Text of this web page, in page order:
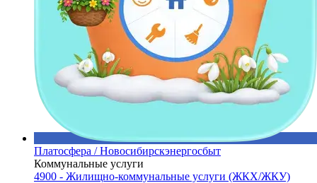
Платосфера / Новосибирскэнергосбыт
Коммунальные услуги
4900 - Жилищно-коммунальные услуги (ЖКХ/ЖКУ)